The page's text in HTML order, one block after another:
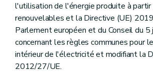
l'utilisation de l'énergie produite à partir
renouvelables et la Directive (UE)
Parlement européen et du Conseil du 5
concernant les règles communes pour
intérieur de l'électricité et modifiant la
2012/27/UE.